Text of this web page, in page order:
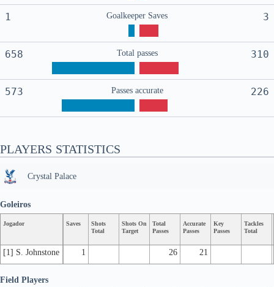
1 Goalkeeper Saves 3
658 Total passes 310
573 Passes accurate 226
PLAYERS STATISTICS
Crystal Palace
Jogador Saves
Shots
Total
Shots On
Target
Total
Passes
Accurate
Passes
Key
Passes
Tackles
Total
[1] S. Johnstone 1 26 21
Goleiros
Field Players